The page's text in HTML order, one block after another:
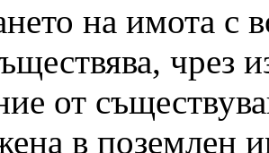
на имота с
чрез
от
в поземлен